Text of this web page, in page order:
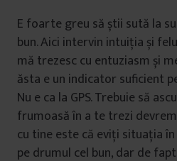
E foarte greu să știi sută la
bun. Aici intervin intuiția și
mă trezesc cu entuziasm și
ăsta e un indicator suficient
Nu e ca la GPS. Trebuie să
frumoasă în a te trezi
cu tine este că eviți situația
pe drumul cel bun, dar de